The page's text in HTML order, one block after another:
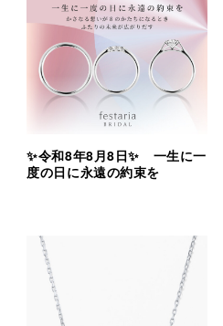
✨令和8年8月8日✨ 一生に一
度の日に永遠の約束を